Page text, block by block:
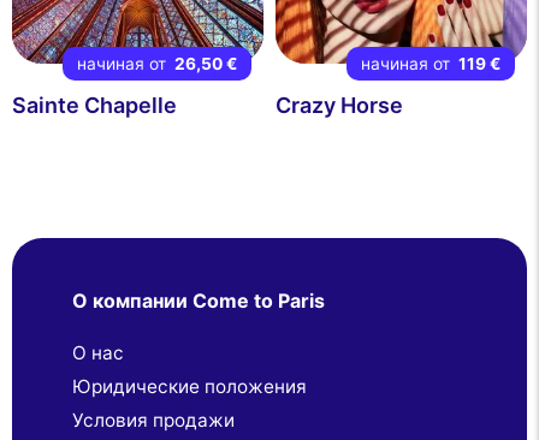
начиная от 26,50 €
Sainte Chapelle
начиная от 119 €
Crazy Horse
О компании Come to Paris
О нас
Юридические положения
Условия продажи